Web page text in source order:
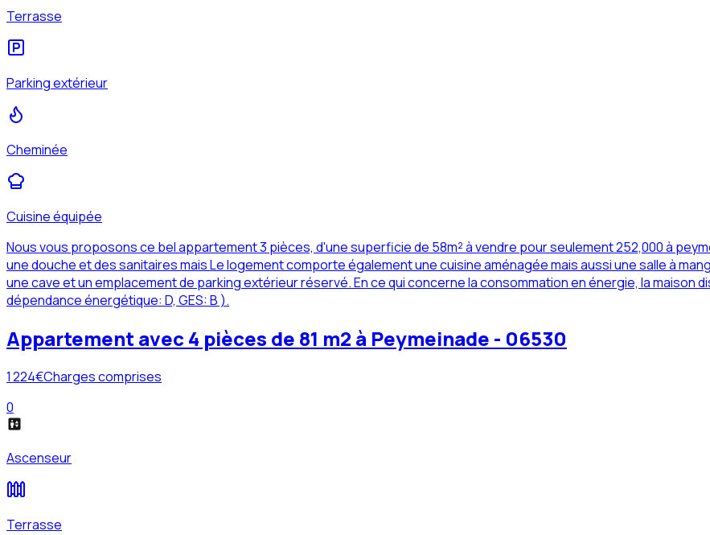
Terrasse
Parking extérieur
Cheminée
Cuisine équipée
Nous vous proposons ce bel appartement 3 pièces, d'une superficie de 58m² à vendre pour seulement 252,000 à
une douche et des sanitaires mais Le logement comporte également une cuisine aménagée mais aussi une salle à
une cave et un emplacement de parking extérieur réservé. En ce qui concerne la consommation en énergie, la maison
dépendance énergétique: D, GES: B ).
Appartement avec 4 pièces de 81 m2 à Peymeinade - 06530
1 224€Charges comprises
0
Ascenseur
Terrasse